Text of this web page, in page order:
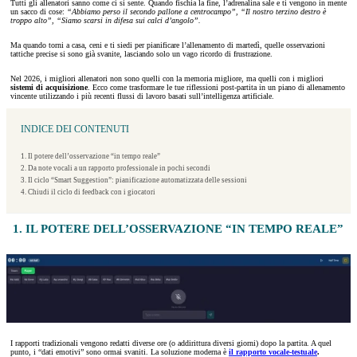
Tutti gli allenatori sanno come ci si sente. Quando fischia la fine, l’adrenalina sale e ti vengono in mente
un sacco di cose: “Abbiamo perso il secondo pallone a centrocampo”, “Il nostro terzino destro è
troppo alto”, “Siamo scarsi in difesa sui calci d’angolo”.
Ma quando torni a casa, ceni e ti siedi per pianificare l’allenamento di martedì, quelle osservazioni
tattiche precise si sono già svanite, lasciando solo un vago ricordo di frustrazione.
Nel 2026, i migliori allenatori non sono quelli con la memoria migliore, ma quelli con i migliori
sistemi di acquisizione. Ecco come trasformare le tue riflessioni post-partita in un piano di allenamento
vincente utilizzando i più recenti flussi di lavoro basati sull’intelligenza artificiale.
INDICE DEI CONTENUTI
1. Il potere dell’osservazione “in tempo reale”
2. Da note vocali a un rapporto professionale in pochi secondi
3. Il ciclo “Smart Suggestion”: pianificazione automatizzata delle sessioni
4. Chiudi il ciclo di feedback con i giocatori
1. IL POTERE DELL’OSSERVAZIONE “IN TEMPO REALE”
I rapporti tradizionali vengono redatti diverse ore (o addirittura diversi giorni) dopo la partita. A quel
punto, i “dati emotivi” sono ormai svaniti. La soluzione moderna è il rapporto vocale-testuale.